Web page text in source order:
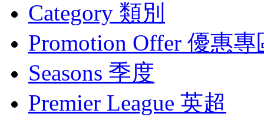
Category 類別
Promotion Offer 優惠專
Seasons 季度
Premier League 英超